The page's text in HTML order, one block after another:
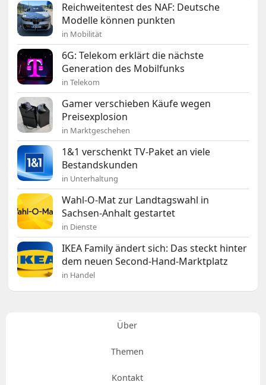
Reichweitentest des NAF: Deutsche
Modelle können punkten
in Mobilität
6G: Telekom erklärt die nächste
Generation des Mobilfunks
in Telekom
Gamer verschieben Käufe wegen
Preisexplosion
in Marktgeschehen
1&1 verschenkt TV-Paket an viele
Bestandskunden
in Unterhaltung
Wahl-O-Mat zur Landtagswahl in
Sachsen-Anhalt gestartet
in Dienste
IKEA Family ändert sich: Das steckt hinter
dem neuen Second-Hand-Marktplatz
in Handel
Über
Themen
Kontakt